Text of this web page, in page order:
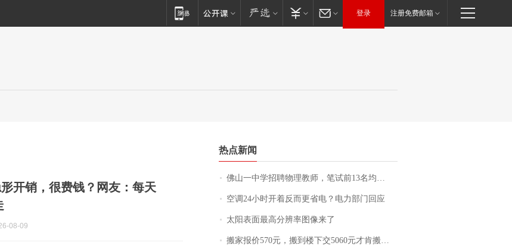
登录 注册免费邮箱
开销，很费钱？网友：每天
08-09
热点新闻
佛山一中学招聘物理教师，笔试前13名均遭淘汰？教育局：已叫停招聘，成立调查组全面核查
空调24小时开着反而更省电？电力部门回应
太阳表面最高分辨率图像来了
搬家报价570元，搬到楼下交5060元才肯搬上楼！女子傻眼了……